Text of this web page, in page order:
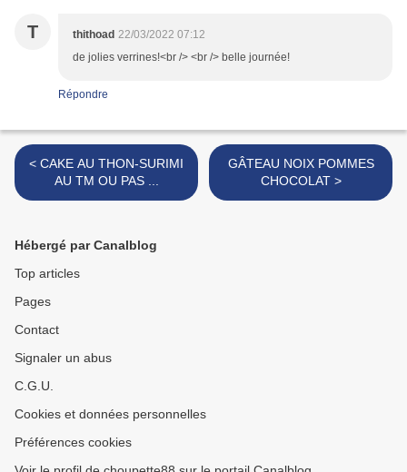
T thithoad 22/03/2022 07:12
de jolies verrines!<br /> <br /> belle journée!
Répondre
< CAKE AU THON-SURIMI
AU TM OU PAS ...
GÂTEAU NOIX POMMES
CHOCOLAT >
Hébergé par Canalblog
Top articles
Pages
Contact
Signaler un abus
C.G.U.
Cookies et données personnelles
Préférences cookies